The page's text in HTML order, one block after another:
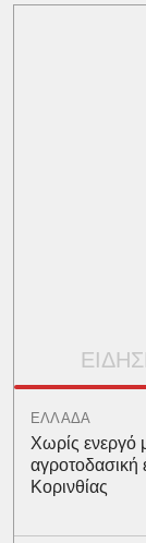
ΕΛΛΑΔΑ
Χωρίς ενεργό
αγροτοδασική
Κορινθίας